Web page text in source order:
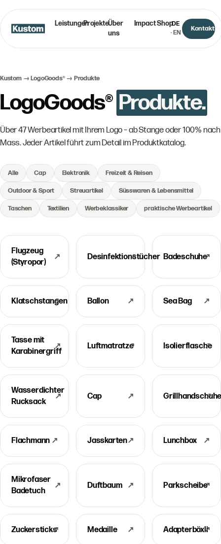
LeistungenProjekteÜber
uns
ImpactShopDE
·EN
Kontakt→
Kustom →LogoGoods®→ Produkte
LogoGoods® Produkte.
Über 47 Werbeartikel mit Ihrem Logo – ab Stange oder 100% nach
Mass. Jeder Artikel führt zum Detail im Produktkatalog.
Alle Cap Elektronik Freizeit & Reisen
Outdoor & Sport Streuartikel Süsswaren & Lebensmittel
Taschen Textilien Werbeklassiker praktische Werbeartikel
Flugzeug
(Styropor)
↗ Desinfektionstücher
↗ Badeschuhe↗
Klatschstangen
↗ Ballon ↗ Sea Bag ↗
Tasse mit
Karabinergriff
↗ Luftmatratze
↗ Isolierflasche
↗
Wasserdichter
Rucksack
↗ Cap ↗ ↗
Flachmann ↗ Jasskarten↗ Lunchbox ↗
Mikrofaser
Badetuch
↗ Duftbaum ↗ Parkscheibe↗
Zuckersticks
↗ Medaille ↗ Adapterböxli
↗